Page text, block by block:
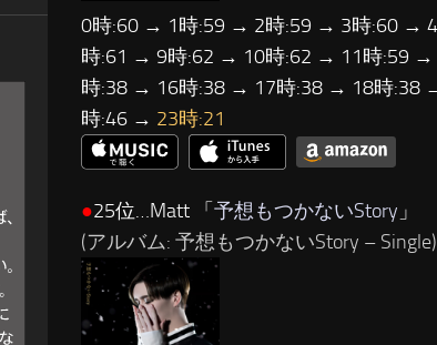
0時:60 → 1時:59 → 2時:59 → 3時:60 →
時:61 → 9時:62 → 10時:62 → 11時:59
時:38 → 16時:38 → 17時:38 → 18時:38
時:46 → 23時:21
●25位…Matt 「 予想もつかないStory 」
(アルバム: 予想もつかないStory – Single)